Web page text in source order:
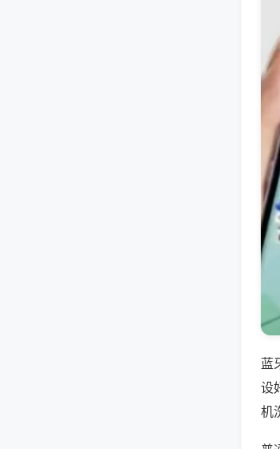
蓝
设
机